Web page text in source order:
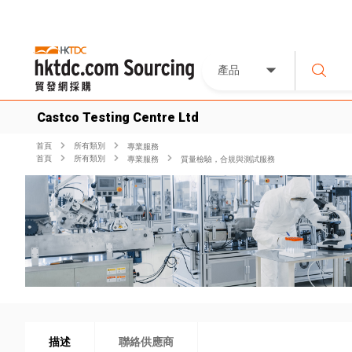
產品
Castco Testing Centre Ltd
首頁 所有類別
專業服務
首頁
所有類別 專業服務 質量檢驗，合規與測試服務
描述 聯絡供應商